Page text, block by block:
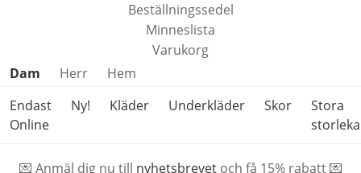
Beställningssedel
Minneslista
Varukorg
Hoppa över produktkategorier
Dam Herr
Hem
Endast
Online
Ny! Kläder Underkläder Skor
Stora
💌 Anmäl dig nu till nyhetsbrevetoch få 15% rabatt 💌